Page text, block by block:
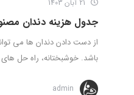
جدول هزینه دندان
از دست دادن دندان ها می
باشد. خوشبختانه، راه حل
admin